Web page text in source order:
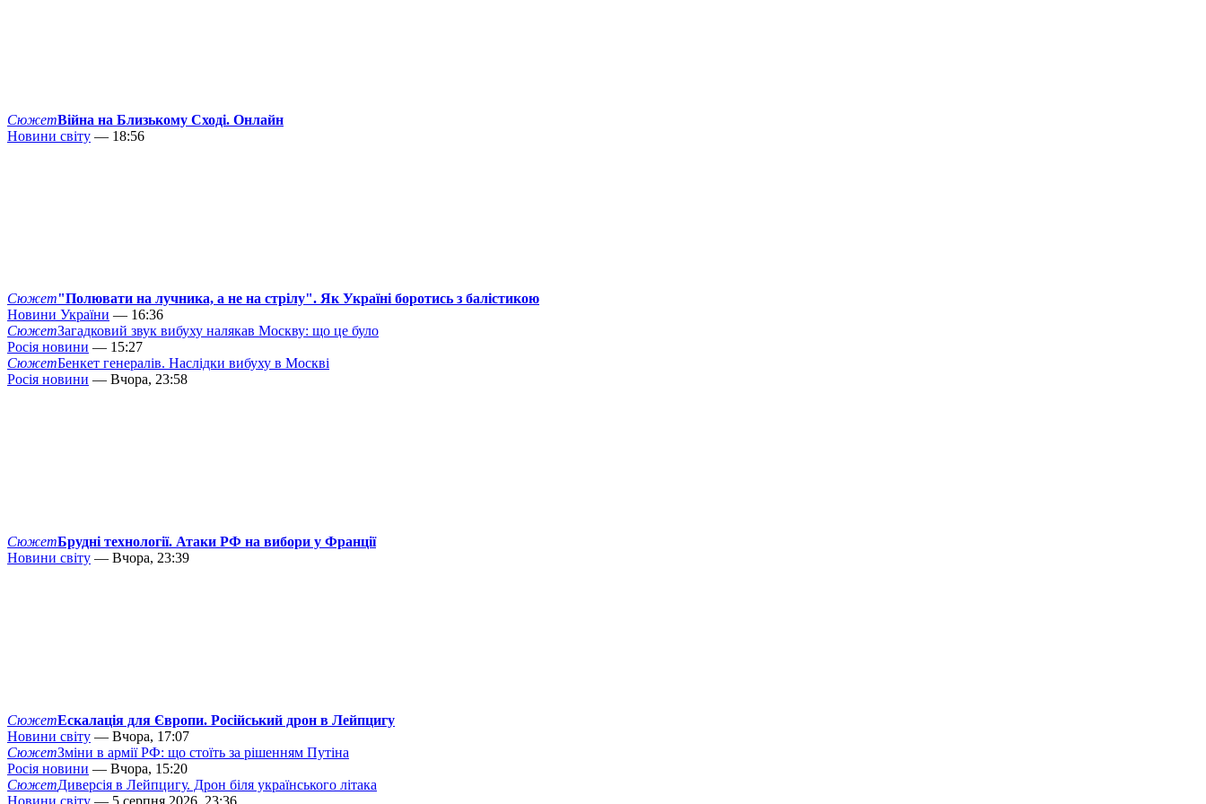
СюжетВійна на Близькому Сході. Онлайн
Новини світу — 18:56
Сюжет"Полювати на лучника, а не на стрілу". Як Україні боротись з балістикою
Новини України — 16:36
СюжетЗагадковий звук вибуху налякав Москву: що це було
Росія новини — 15:27
СюжетБенкет генералів. Наслідки вибуху в Москві
Росія новини — Вчора, 23:58
СюжетБрудні технології. Атаки РФ на вибори у Франції
Новини світу — Вчора, 23:39
СюжетЕскалація для Європи. Російський дрон в Лейпцигу
Новини світу — Вчора, 17:07
СюжетЗміни в армії РФ: що стоїть за рішенням Путіна
Росія новини — Вчора, 15:20
СюжетДиверсія в Лейпцигу. Дрон біля українського літака